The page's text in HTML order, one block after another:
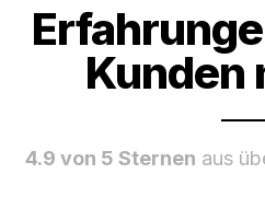
Kunden
4.9 von 5 Sternen aus